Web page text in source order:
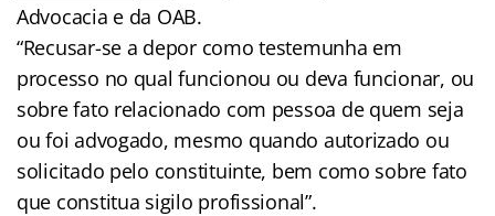
Advocacia e da OAB.
“Recusar-se a depor como testemunha em
processo no qual funcionou ou deva funcionar, ou
sobre fato relacionado com pessoa de quem seja
ou foi advogado, mesmo quando autorizado ou
solicitado pelo constituinte, bem como sobre fato
que constitua sigilo profissional”.